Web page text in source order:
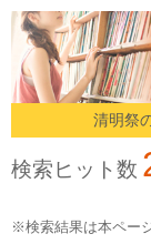
清明祭
検索ヒット数
※検索結果は本ペー